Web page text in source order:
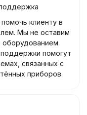
клиенту в
Мы не оставим
оборудованием.
помогут
связанных с
приборов.